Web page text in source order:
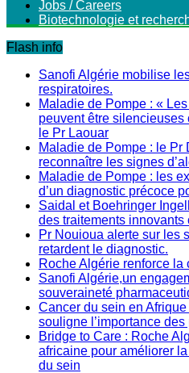
Jobs / Careers
Biotechnologie et
Flash info
Sanofi Algérie mobilise
respiratoires.
Maladie de Pompe : «
peuvent être
le Pr Laouar
Maladie de Pompe : le
reconnaître les signes
Maladie de Pompe : les
d’un diagnostic précoce
Saidal et Boehringer
des traitements innovants
Pr Nouioua alerte sur les
retardent le diagnostic.
Roche Algérie renforce la
Sanofi Algérie,un
souveraineté
Cancer du sein en
souligne l’importance
Bridge to Care : Roche
africaine pour améliorer
du sein